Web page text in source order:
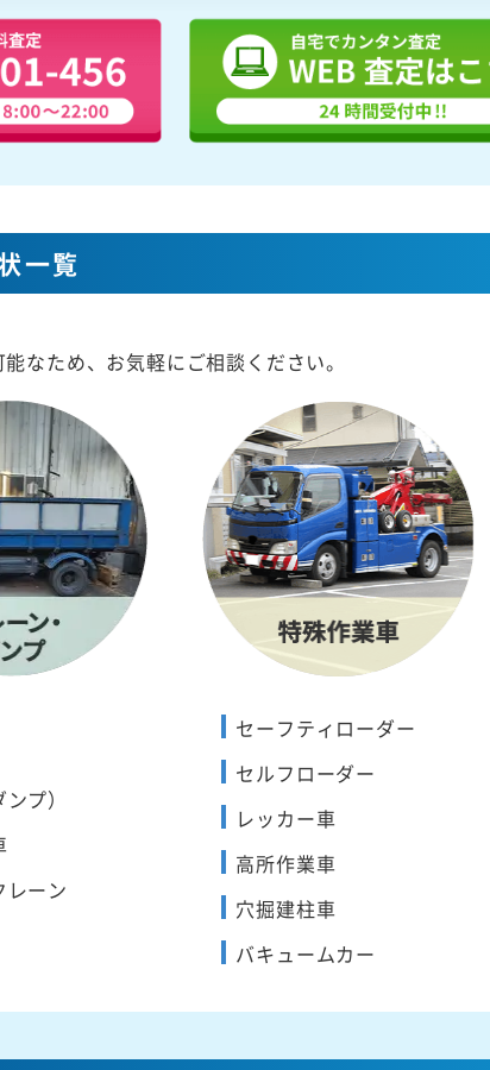
一覧
なため、お気軽にご相談ください。
プ）
レーン
セーフティローダー
セルフローダー
レッカー車
高所作業車
穴掘建柱車
バキュームカー